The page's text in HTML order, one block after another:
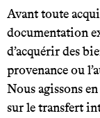
Avant toute
documentation
d’acquérir des
provenance ou
Nous agissons
sur le transfert